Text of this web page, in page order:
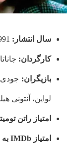
سال انتشار:
کارگردان:
بازیگران: جودی
لواین، آنتونی
امتیاز راتن
امتیاز IMDbبه